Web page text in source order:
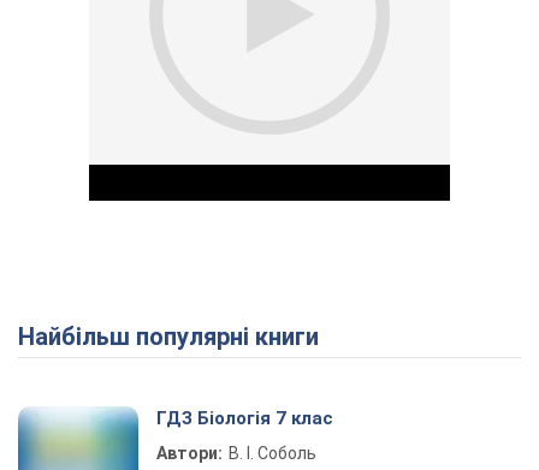
Play Video
Найбільш популярні книги
ГДЗ Біологія 7 клас
Автори: В. І. Соболь